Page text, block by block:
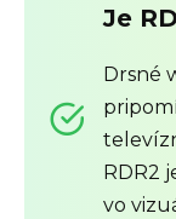
Je
Drsné
RDR2
vo